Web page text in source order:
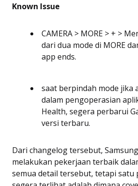
Known Issue
CAMERA > MORE > + >
dari dua mode di MORE
app ends.
saat berpindah mode jika
dalam pengoperasian
Health, segera perbarui
versi terbaru.
Dari changelog tersebut,
melakukan pekerjaan terbaik
semua detail tersebut, tetapi satu